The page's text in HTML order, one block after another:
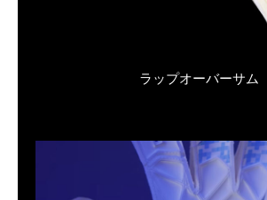
ラップオーバーサム